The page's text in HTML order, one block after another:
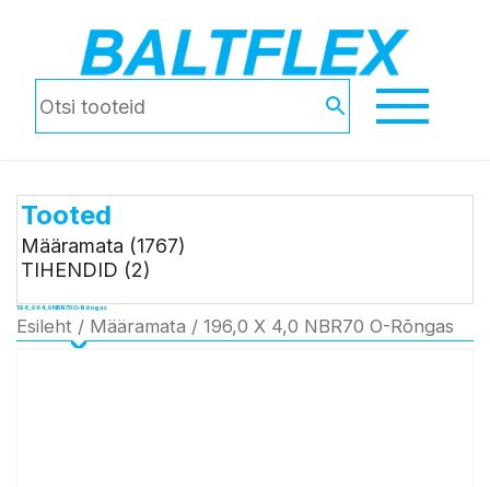
Tooted
Määramata (1767)
TIHENDID (2)
196,0 X 4,0 NBR70 O-Rõngas
Esileht / Määramata / 196,0 X 4,0 NBR70 O-Rõngas